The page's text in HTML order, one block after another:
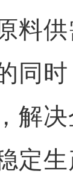
料
同
解
定
牧民运动